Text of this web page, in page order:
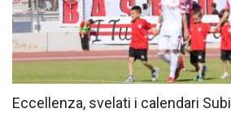
Eccellenza, svelati i calendari